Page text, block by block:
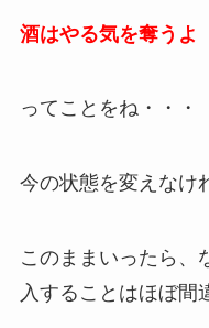
酒はやる気を奪うよ
ってことをね・・・
今の状態を変えなけ
このままいったら、
入することはほぼ間